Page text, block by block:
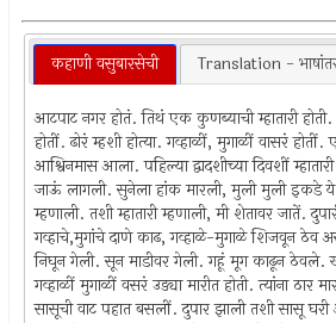
कहाणी वसुबारसेची Translation -
आटपाट नगर होतं. तिथं एक कुणब्याची म्हातारी
होतीं. ढोरं म्हशी होत्या. गव्हाळीं, मुगाळीं वासरं
आश्विनमास आला. पहिल्या द्वादशीच्या दिवशीं
जाऊं लागली. सुनेला हांक मारली, मुली मुली
म्हणाली. तशी म्हातारी म्हणाली, मी शेतावर जातें.
गव्हाचे,मुगांचे दाणे काढ, गव्हाळे-मुगाळे शिजवून
निघून गेली. सून माडीवर गेली. गहूं मूग काढून ठेवले.
गव्हाळीं मुगाळीं वसरं उड्या मारीत होती. त्यांना
सासूची वाट पहात बसलीं. दुपार झाली तशी सासू